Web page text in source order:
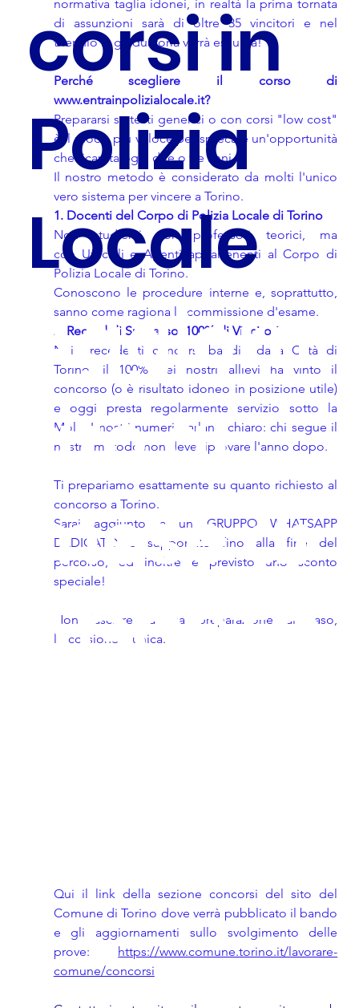
corsi in
Polizia
Locale
Aggiorn
ato al
mese di
AGOSTO
normativa taglia idonei, in realtà la prima tornata
di assunzioni sarà di oltre 35 vincitori e nel
triennio la graduatoria verrà esaurita!
www.entrainpolizialocale.it?
Prepararsi su testi generici o con corsi "low cost"
è il modo più veloce per sprecare un'opportunità
che ricapita ogni due o tre anni.
Il nostro metodo è considerato da molti l'unico
vero sistema per vincere a Torino.
1. Docenti del Corpo di Polizia Locale di Torino
Non studierai con professori teorici, ma
con Ufficiali e Agenti appartenenti al Corpo di
Polizia Locale di Torino.
Conoscono le procedure interne e, soprattutto,
sanno come ragiona la commissione d'esame.
2. Record di Successo: 100% di Vincitori
Nei precedenti concorsi banditi dalla Città di
Torino, il 100% dei nostri allievi ha vinto il
concorso (o è risultato idoneo in posizione utile)
e oggi presta regolarmente servizio sotto la
Mole. I nostri numeri parlano chiaro: chi segue il
nostro metodo non deve riprovare l'anno dopo.
Ti prepariamo esattamente su quanto richiesto al
concorso a Torino.
Sarai aggiunto a un GRUPPO WHATSAPP
DEDICATO e supportato fino alla fine del
percorso, ed inoltre è previsto uno sconto
speciale!
Non lasciare la tua preparazione al caso,
l'occasione è unica.
Qui il link della sezione concorsi del sito del
Comune di Torino dove verrà pubblicato il bando
e gli aggiornamenti sullo svolgimento delle
prove: https://www.comune.torino.it/lavorare-
comune/concorsi